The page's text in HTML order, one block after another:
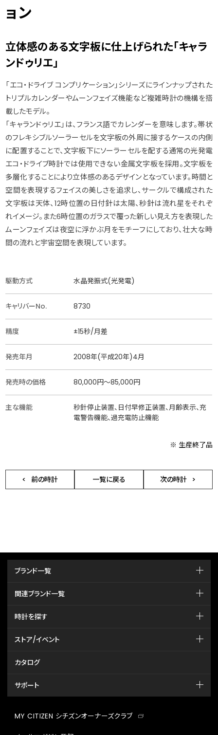
ョン
立体感のある文字板に仕上げられた「キャラ
ンドゥリエ」
「エコ・ドライブ コンプリケーション」シリーズにラインナップされた
トリプルカレンダーやムーンフェイズ機能など複雑時計の機構を搭
載したモデル。
「キャランドゥリエ」は、フランス語でカレンダーを意味します。帯状
のフレキシブルソーラーセルを文字板の外周に接するケースの内側
に配置することで、文字板下にソーラーセルを配する通常の光発電
エコ・ドライブ時計では使用できない金属文字板を採用。文字板を
多層化することにより立体感のあるデザインとなっています。時間と
空間を表現するフェイスの美しさを追求し、サークルで構成された
文字板は天体、12時位置の日付針は太陽、秒針は流れ星をそれぞ
れイメージ。また6時位置のガラスで覆った新しい見え方を表現した
ムーンフェイズは夜空に浮かぶ月をモチーフにしており、壮大な時
間の流れと宇宙空間を表現しています。
駆動方式 水晶発振式(光発電)
キャリバーNo. 8730
精度 ±15秒/月差
発売年月 2008年(平成20年)4月
発売時の価格 80,000円〜85,000円
主な機能
秒針停止装置、日付早修正装置、月齢表示、充
電警告機能、過充電防止機能
※ 生産終了品
前の時計 一覧に戻る 次の時計
ブランド一覧
関連ブランド一覧
時計を探す
ストア/イベント
カタログ
サポート
MY CITIZEN シチズンオーナーズクラブ